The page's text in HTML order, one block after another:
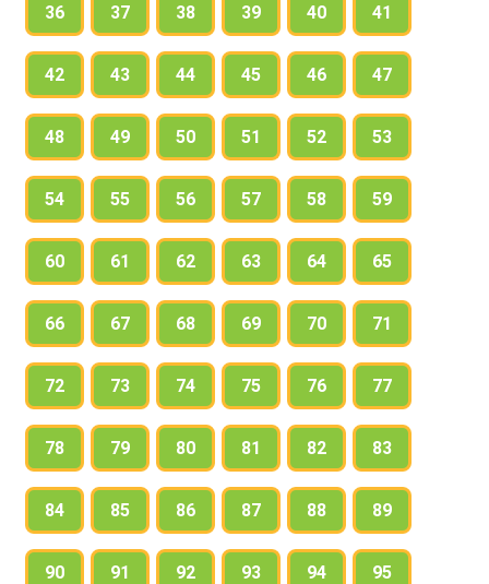
36 37 38 39 40 41
42 43 44 45 46 47
48 49 50 51 52 53
54 55 56 57 58 59
60 61 62 63 64 65
66 67 68 69 70 71
72 73 74 75 76 77
78 79 80 81 82 83
84 85 86 87 88 89
90 91 92 93 94 95